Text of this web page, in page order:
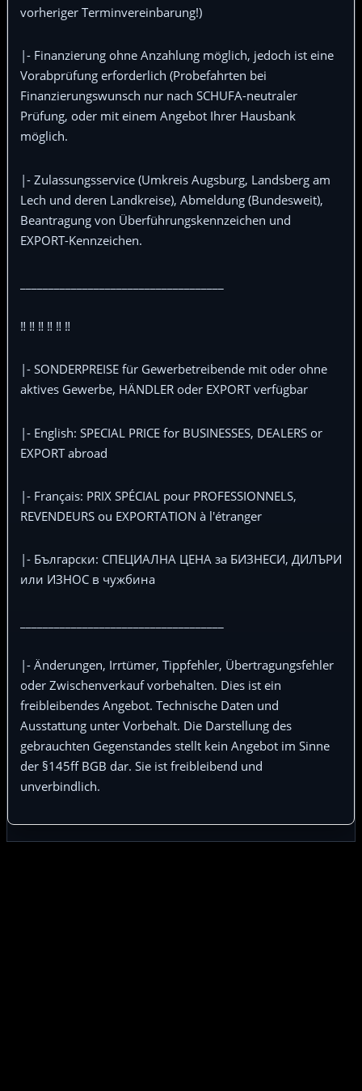
vorheriger Terminvereinbarung!)
|- Finanzierung ohne Anzahlung möglich, jedoch ist eine
Vorabprüfung erforderlich (Probefahrten bei
Finanzierungswunsch nur nach SCHUFA-neutraler
Prüfung, oder mit einem Angebot Ihrer Hausbank
möglich.
|- Zulassungsservice (Umkreis Augsburg, Landsberg am
Lech und deren Landkreise), Abmeldung (Bundesweit),
Beantragung von Überführungskennzeichen und
EXPORT-Kennzeichen.
‼️ ‼️ ‼️ ‼️ ‼️ ‼️
|- SONDERPREISE für Gewerbetreibende mit oder ohne
aktives Gewerbe, HÄNDLER oder EXPORT verfügbar
|- English: SPECIAL PRICE for BUSINESSES, DEALERS or
EXPORT abroad
|- Français: PRIX SPÉCIAL pour PROFESSIONNELS,
REVENDEURS ou EXPORTATION à l'étranger
|- Български: СПЕЦИАЛНА ЦЕНА за БИЗНЕСИ, ДИЛЪРИ
или ИЗНОС в чужбина
|- Änderungen, Irrtümer, Tippfehler, Übertragungsfehler
oder Zwischenverkauf vorbehalten. Dies ist ein
freibleibendes Angebot. Technische Daten und
Ausstattung unter Vorbehalt. Die Darstellung des
gebrauchten Gegenstandes stellt kein Angebot im Sinne
der §145ff BGB dar. Sie ist freibleibend und
unverbindlich.